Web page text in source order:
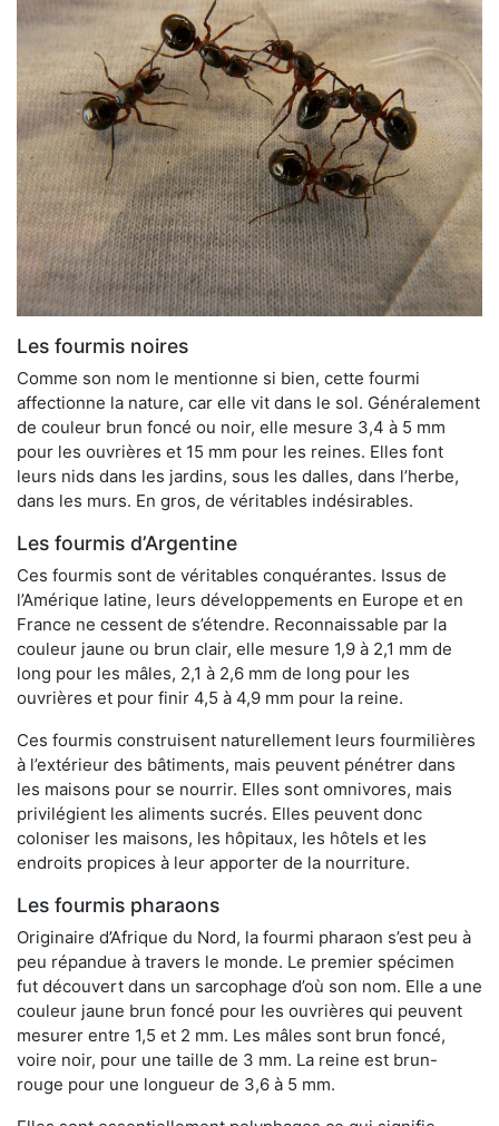
Les fourmis noires
Comme son nom le mentionne si bien, cette fourmi
affectionne la nature, car elle vit dans le sol. Généralement
de couleur brun foncé ou noir, elle mesure 3,4 à 5 mm
pour les ouvrières et 15 mm pour les reines. Elles font
leurs nids dans les jardins, sous les dalles, dans l’herbe,
dans les murs. En gros, de véritables indésirables.
Les fourmis d’Argentine
Ces fourmis sont de véritables conquérantes. Issus de
l’Amérique latine, leurs développements en Europe et en
France ne cessent de s’étendre. Reconnaissable par la
couleur jaune ou brun clair, elle mesure 1,9 à 2,1 mm de
long pour les mâles, 2,1 à 2,6 mm de long pour les
ouvrières et pour finir 4,5 à 4,9 mm pour la reine.
Ces fourmis construisent naturellement leurs fourmilières
à l’extérieur des bâtiments, mais peuvent pénétrer dans
les maisons pour se nourrir. Elles sont omnivores, mais
privilégient les aliments sucrés. Elles peuvent donc
coloniser les maisons, les hôpitaux, les hôtels et les
endroits propices à leur apporter de la nourriture.
Les fourmis pharaons
Originaire d’Afrique du Nord, la fourmi pharaon s’est peu à
peu répandue à travers le monde. Le premier spécimen
fut découvert dans un sarcophage d’où son nom. Elle a une
couleur jaune brun foncé pour les ouvrières qui peuvent
mesurer entre 1,5 et 2 mm. Les mâles sont brun foncé,
voire noir, pour une taille de 3 mm. La reine est brun-
rouge pour une longueur de 3,6 à 5 mm.